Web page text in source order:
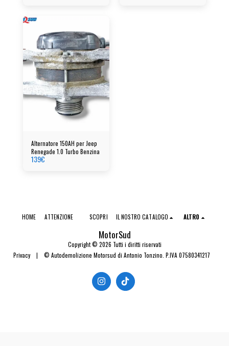
Alternatore 150AH per Jeep
Renegade 1.0 Turbo Benzina
139€
MotorSud
Copyright © 2026 Tutti i diritti riservati
Privacy| © Autodemolizione Motorsud di Antonio Tonzino. P.IVA 07580341217
HOME ATTENZIONE SCOPRI IL NOSTRO CATALOGO ALTRO